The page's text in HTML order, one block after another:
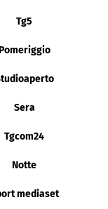
Tg5
Sera
Tgcom24
Notte
mediaset